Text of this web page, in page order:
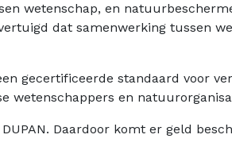
wetenschap, en
dat samenwerking tussen
gecertificeerde standaard voor
wetenschappers en
Daardoor komt er geld